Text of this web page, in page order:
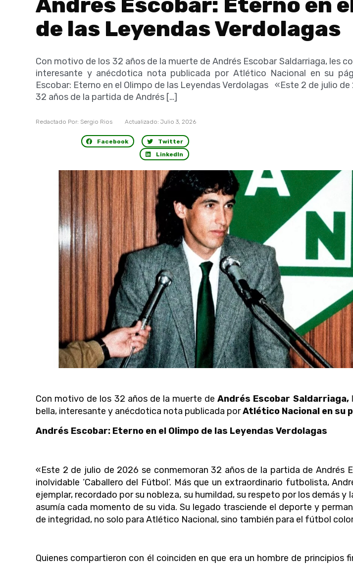
de las Leyendas Verdolagas
Con motivo de los 32 años de la muerte de Andrés Escobar Saldarriaga, les
interesante y anécdotica nota publicada por Atlético Nacional en su
Escobar: Eterno en el Olimpo de las Leyendas Verdolagas «Este 2 de julio
32 años de la partida de Andrés […]
Redactado Por: Sergio Rios Actualizado: Julio 3, 2026
Facebook
Twitter
LinkedIn
Con motivo de los 32 años de la muerte deAndrés Escobar Saldarriaga,
bella, interesante y anécdotica nota publicada porAtlético Nacional en su
Andrés Escobar: Eterno en el Olimpo de las Leyendas Verdolagas
«Este 2 de julio de 2026 se conmemoran 32 años de la partida de Andrés
inolvidable ‘Caballero del Fútbol’. Más que un extraordinario futbolista,
ejemplar, recordado por su nobleza, su humildad, su respeto por los demás y
asumía cada momento de su vida. Su legado trasciende el deporte y
de integridad, no solo para Atlético Nacional, sino también para el fútbol
Quienes compartieron con él coinciden en que era un hombre de principios